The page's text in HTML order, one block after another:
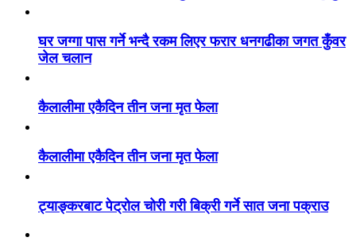
घर जग्गा पास गर्ने भन्दै रकम लिएर फरार धनगढीका जगत कुँवर
जेल चलान
कैलालीमा एकैदिन तीन जना मृत फेला
कैलालीमा एकैदिन तीन जना मृत फेला
ट्याङ्करबाट पेट्रोल चोरी गरी बिक्री गर्ने सात जना पक्राउ